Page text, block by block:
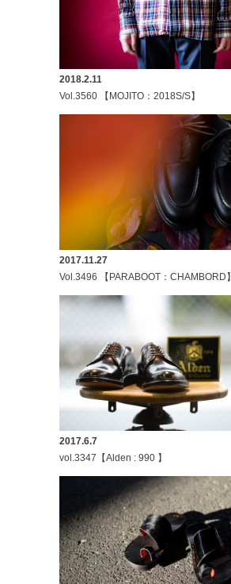
2018.2.11
Vol.3560 【MOJITO：2018S/S】
2017.11.27
Vol.3496 【PARABOOT：CHAMBORD】
2017.6.7
vol.3347【Alden : 990 】